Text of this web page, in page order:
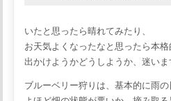
いたと思ったら晴れてみたり、
お天気よくなったなと思ったら本格
出かけようかどうしようか、迷いま
ブルーベリー狩りは、基本的に雨の